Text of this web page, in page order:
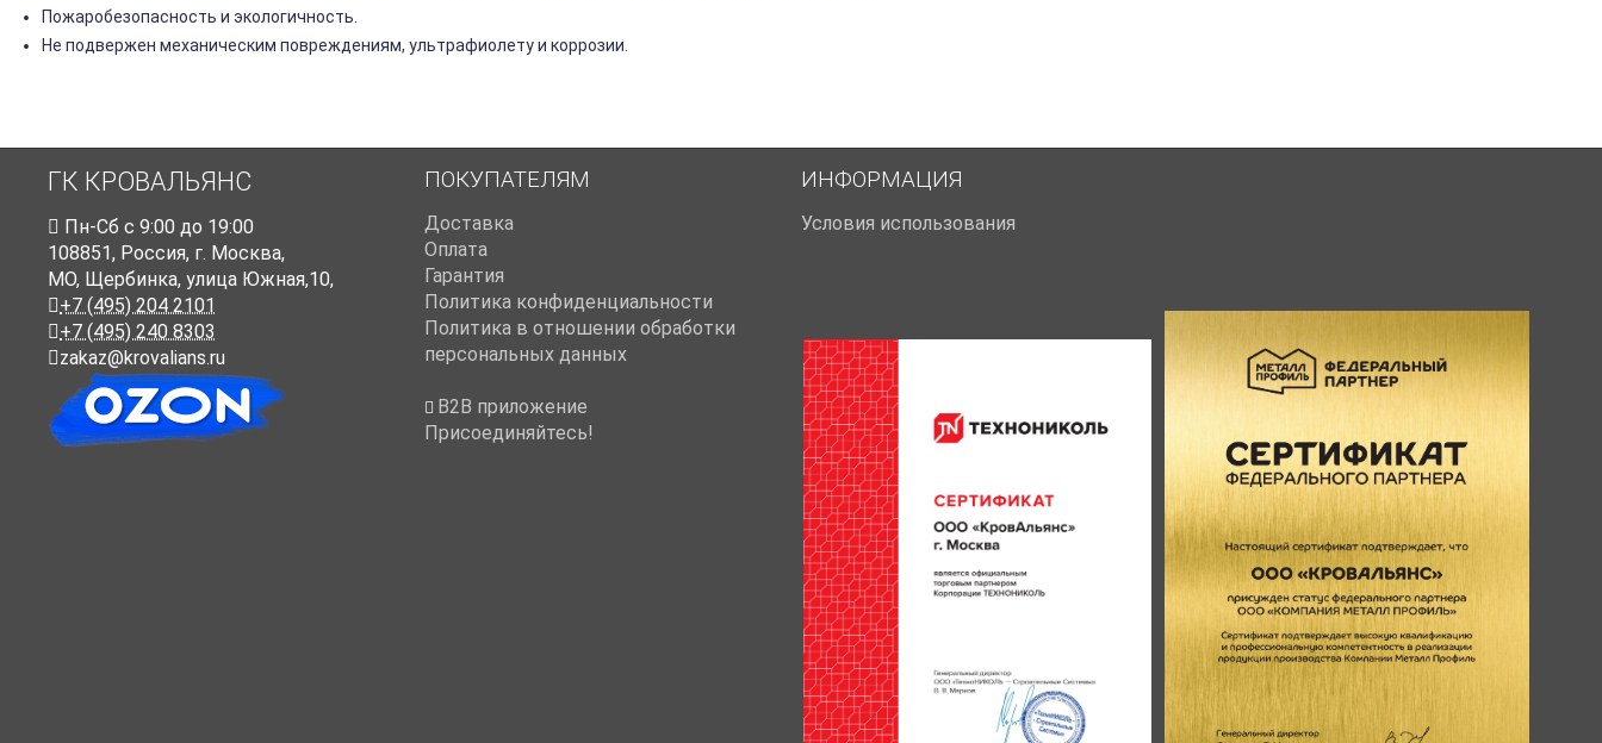
Пожаробезопасность и экологичность.
Не подвержен механическим повреждениям, ультрафиолету и коррозии.
ГК КРОВАЛЬЯНС
Пн-Cб с 9:00 до 19:00
108851, Россия, г. Москва,
МО, Щербинка, улица Южная,10,
+7 (495) 204 2101
+7 (495) 240 8303
zakaz@krovalians.ru
ПОКУПАТЕЛЯМ
Доставка
Оплата
Гарантия
Политика конфиденциальности
Политика в отношении обработки
персональных данных
B2B приложение
Присоединяйтесь!
ИНФОРМАЦИЯ
Условия использования